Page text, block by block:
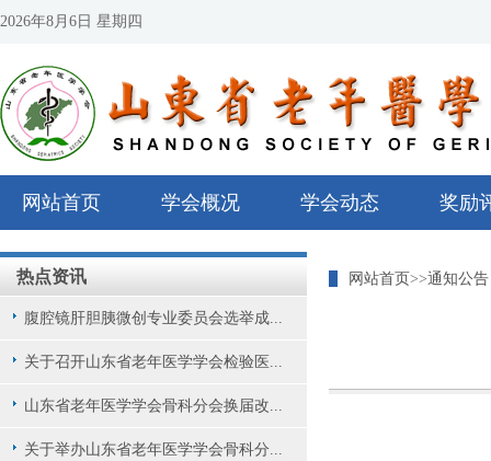
2026年8月6日 星期四
网站首页 学会概况 学会动态 奖励
热点资讯
腹腔镜肝胆胰微创专业委员会选举成...
关于召开山东省老年医学学会检验医...
山东省老年医学学会骨科分会换届改...
关于举办山东省老年医学学会骨科分...
网站首页>>通知公告